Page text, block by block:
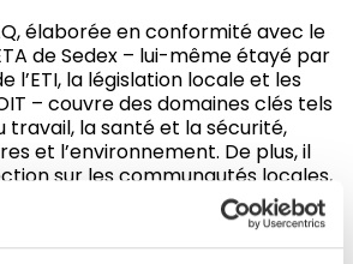
élaborée en conformité avec le
de Sedex – lui-même étayé par
l’ETI, la législation locale et les
– couvre des domaines clés tels
travail, la santé et la sécurité,
et l’environnement. De plus, il
sur les communautés locales,
et les problèmes de chaîne
abordant des sujets
au-delà de la portée des